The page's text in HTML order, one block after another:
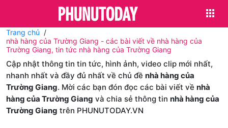
Trang chủ
nhà hàng của Trường Giang - các bài viết về nhà hàng của
Trường Giang, tin tức nhà hàng của Trường Giang
Cập nhật thông tin tin tức, hình ảnh, video clip mới nhất,
nhanh nhất và đầy đủ nhất về chủ đề nhà hàng của
Trường Giang. Mời các bạn đón đọc các bài viết về nhà
hàng của Trường Giang và chia sẻ thông tin nhà hàng của
Trường Giang trên PHUNUTODAY.VN